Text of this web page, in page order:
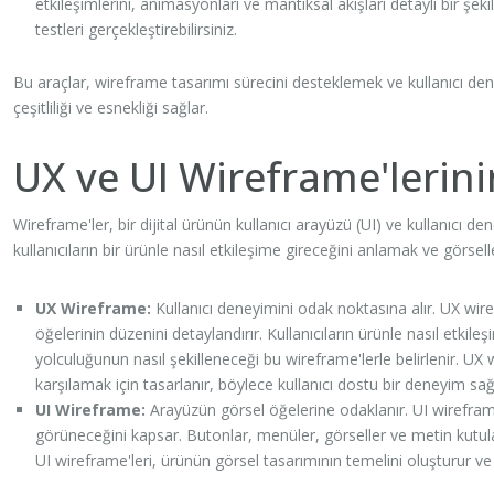
testleri gerçekleştirebilirsiniz.
Bu araçlar, wireframe tasarımı sürecini desteklemek ve kullanıcı
çeşitliliği ve esnekliği sağlar.
UX ve UI
Wireframe'ler, bir dijital ürünün kullanıcı arayüzü (UI) ve kullanıcı
kullanıcıların bir ürünle nasıl etkileşime gireceğini anlamak ve
UX Wireframe: Kullanıcı deneyimini odak noktasına alır. UX
öğelerinin düzenini detaylandırır. Kullanıcıların ürünle nasıl
yolculuğunun nasıl şekilleneceği bu wireframe'lerle belirlenir. UX
karşılamak için tasarlanır, böylece kullanıcı dostu bir deneyim
UI Wireframe: Arayüzün görsel öğelerine odaklanır. UI
görüneceğini kapsar. Butonlar, menüler, görseller ve metin
UI wireframe'leri, ürünün görsel tasarımının temelini oluşturur